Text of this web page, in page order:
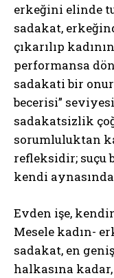
erkeğini elinde
sadakat,
çıkarılıp
performansa
sadakati bir
becerisi”
sadakatsizlik
sorumluluktan
refleksidir; suçu
kendi
Evden işe,
Mesele kadın-
sadakat, en
halkasına